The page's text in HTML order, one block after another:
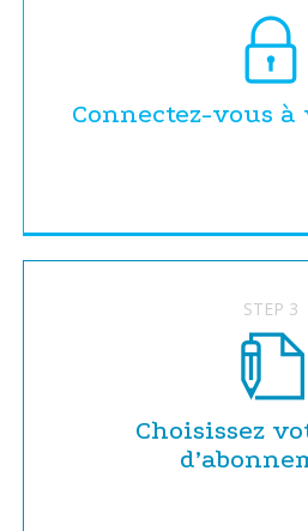
Connectez-vous à
STEP 3
Choisissez